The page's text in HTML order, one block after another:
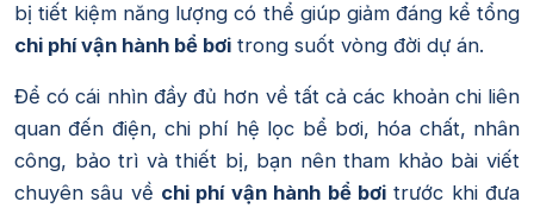
bị tiết kiệm năng lượng có thể giúp giảm đáng kể tổng
chi phí vận hành bể bơi trong suốt vòng đời dự án.
Để có cái nhìn đầy đủ hơn về tất cả các khoản chi liên
quan đến điện, chi phí hệ lọc bể bơi, hóa chất, nhân
công, bảo trì và thiết bị, bạn nên tham khảo bài viết
chuyên sâu về chi phí vận hành bể bơitrước khi đưa